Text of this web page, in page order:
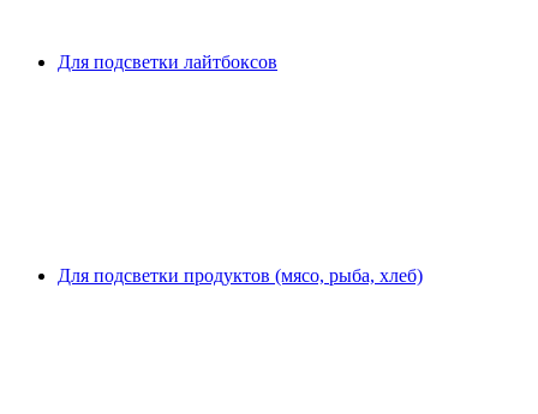
Для подсветки лайтбоксов
Для подсветки продуктов (мясо, рыба, хлеб)